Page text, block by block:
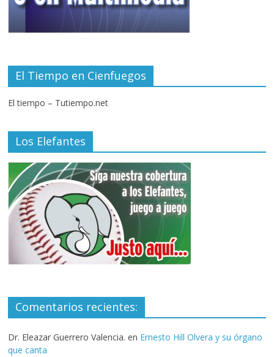
El Tiempo en Cienfuegos
El tiempo – Tutiempo.net
Los Elefantes
Comentarios recientes:
Dr. Eleazar Guerrero Valencia. en Ernesto Hill Olvera y su órgano
que canta